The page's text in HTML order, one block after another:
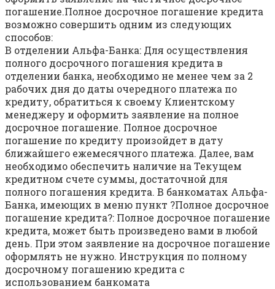
погашение.Полное досрочное погашение кредита
возможно совершить одним из следующих
способов:
В отделении Альфа-Банка: Для осуществления
полного досрочного погашения кредита в
отделении банка, необходимо не менее чем за 2
рабочих дня до даты очередного платежа по
кредиту, обратиться к своему Клиентскому
менеджеру и оформить заявление на полное
досрочное погашение. Полное досрочное
погашение по кредиту произойдет в дату
ближайшего ежемесячного платежа. Далее, вам
необходимо обеспечить наличие на Текущем
кредитном счете суммы, достаточной для
полного погашения кредита. В банкоматах Альфа-
Банка, имеющих в меню пункт ?Полное досрочное
погашение кредита?: Полное досрочное погашение
кредита, может быть произведено вами в любой
день. При этом заявление на досрочное погашение
оформлять не нужно. Инструкция по полному
досрочному погашению кредита с
использованием банкомата